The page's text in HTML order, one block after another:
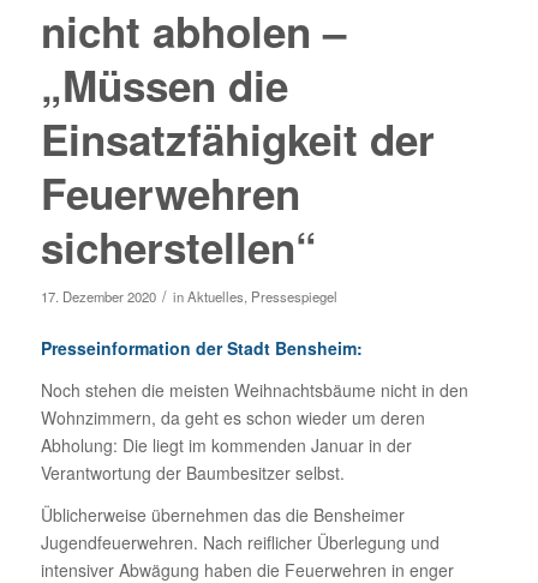
nicht abholen –
„Müssen die
Einsatzfähigkeit der
Feuerwehren
sicherstellen“
17. Dezember 2020 / inAktuelles, Pressespiegel
Presseinformation der Stadt Bensheim:
Noch stehen die meisten Weihnachtsbäume nicht in den
Wohnzimmern, da geht es schon wieder um deren
Abholung: Die liegt im kommenden Januar in der
Verantwortung der Baumbesitzer selbst.
Üblicherweise übernehmen das die Bensheimer
Jugendfeuerwehren. Nach reiflicher Überlegung und
intensiver Abwägung haben die Feuerwehren in enger